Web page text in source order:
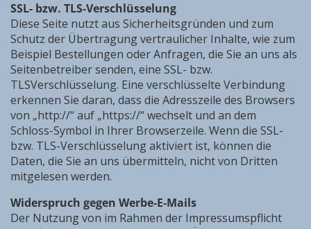
SSL- bzw. TLS-Verschlüsselung
Diese Seite nutzt aus Sicherheitsgründen und zum
Schutz der Übertragung vertraulicher Inhalte, wie zum
Beispiel Bestellungen oder Anfragen, die Sie an uns als
Seitenbetreiber senden, eine SSL- bzw.
TLSVerschlüsselung. Eine verschlüsselte Verbindung
erkennen Sie daran, dass die Adresszeile des Browsers
von „http://“ auf „https://“ wechselt und an dem
Schloss-Symbol in Ihrer Browserzeile. Wenn die SSL-
bzw. TLS-Verschlüsselung aktiviert ist, können die
Daten, die Sie an uns übermitteln, nicht von Dritten
mitgelesen werden.
Widerspruch gegen Werbe-E-Mails
Der Nutzung von im Rahmen der Impressumspflicht